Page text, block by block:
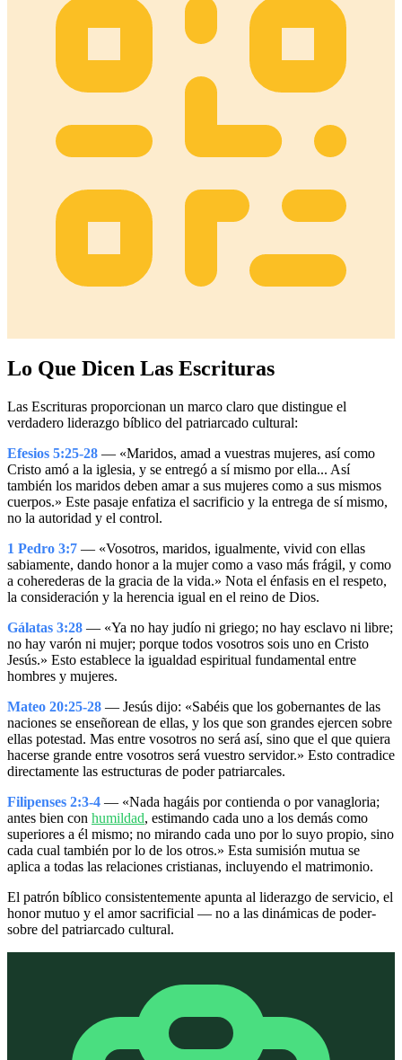
Lo Que Dicen Las Escrituras
Las Escrituras proporcionan un marco claro que distingue el
verdadero liderazgo bíblico del patriarcado cultural:
Efesios 5:25-28 — «Maridos, amad a vuestras mujeres, así como
Cristo amó a la iglesia, y se entregó a sí mismo por ella... Así
también los maridos deben amar a sus mujeres como a sus mismos
cuerpos.» Este pasaje enfatiza el sacrificio y la entrega de sí mismo,
no la autoridad y el control.
1 Pedro 3:7 — «Vosotros, maridos, igualmente, vivid con ellas
sabiamente, dando honor a la mujer como a vaso más frágil, y como
a coherederas de la gracia de la vida.» Nota el énfasis en el respeto,
la consideración y la herencia igual en el reino de Dios.
Gálatas 3:28 — «Ya no hay judío ni griego; no hay esclavo ni libre;
no hay varón ni mujer; porque todos vosotros sois uno en Cristo
Jesús.» Esto establece la igualdad espiritual fundamental entre
hombres y mujeres.
Mateo 20:25-28 — Jesús dijo: «Sabéis que los gobernantes de las
naciones se enseñorean de ellas, y los que son grandes ejercen sobre
ellas potestad. Mas entre vosotros no será así, sino que el que quiera
hacerse grande entre vosotros será vuestro servidor.» Esto contradice
directamente las estructuras de poder patriarcales.
Filipenses 2:3-4 — «Nada hagáis por contienda o por vanagloria;
antes bien con humildad, estimando cada uno a los demás como
superiores a él mismo; no mirando cada uno por lo suyo propio, sino
cada cual también por lo de los otros.» Esta sumisión mutua se
aplica a todas las relaciones cristianas, incluyendo el matrimonio.
El patrón bíblico consistentemente apunta al liderazgo de servicio, el
honor mutuo y el amor sacrificial — no a las dinámicas de poder-
sobre del patriarcado cultural.